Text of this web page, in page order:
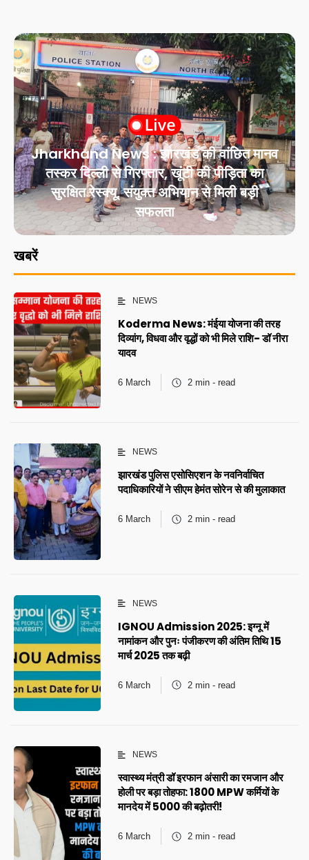
Jharkhand News : झारखंड की वांछित मानव
तस्कर दिल्ली से गिरफ्तार, खूंटी की पीड़िता का
सुरक्षित रेस्क्यू, संयुक्त अभियान से मिली बड़ी
सफलता
खबरें
NEWS
Koderma News: मंईया योजना की तरह
दिव्यांग, विधवा और वृद्धों को भी मिले राशि- डॉ नीरा
यादव
6 March 2 min - read
NEWS
झारखंड पुलिस एसोसिएशन के नवनिर्वाचित
पदाधिकारियों ने सीएम हेमंत सोरेन से की मुलाकात
6 March 2 min - read
NEWS
IGNOU Admission 2025: इग्नू में
नामांकन और पुनः पंजीकरण की अंतिम तिथि 15
मार्च 2025 तक बढ़ी
6 March 2 min - read
NEWS
स्वास्थ्य मंत्री डॉ इरफान अंसारी का रमजान और
होली पर बड़ा तोहफा: 1800 MPW कर्मियों के
मानदेय में ₹5000 की बढ़ोतरी!
6 March 2 min - read